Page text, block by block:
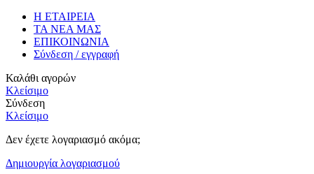
Η ΕΤΑΙΡΕΙΑ
ΤΑ ΝΕΑ ΜΑΣ
ΕΠΙΚΟΙΝΩΝΙΑ
Σύνδεση / εγγραφή
Καλάθι αγορών
Κλείσιμο
Σύνδεση
Κλείσιμο
Δεν έχετε λογαριασμό ακόμα;
Δημιουργία λογαριασμού